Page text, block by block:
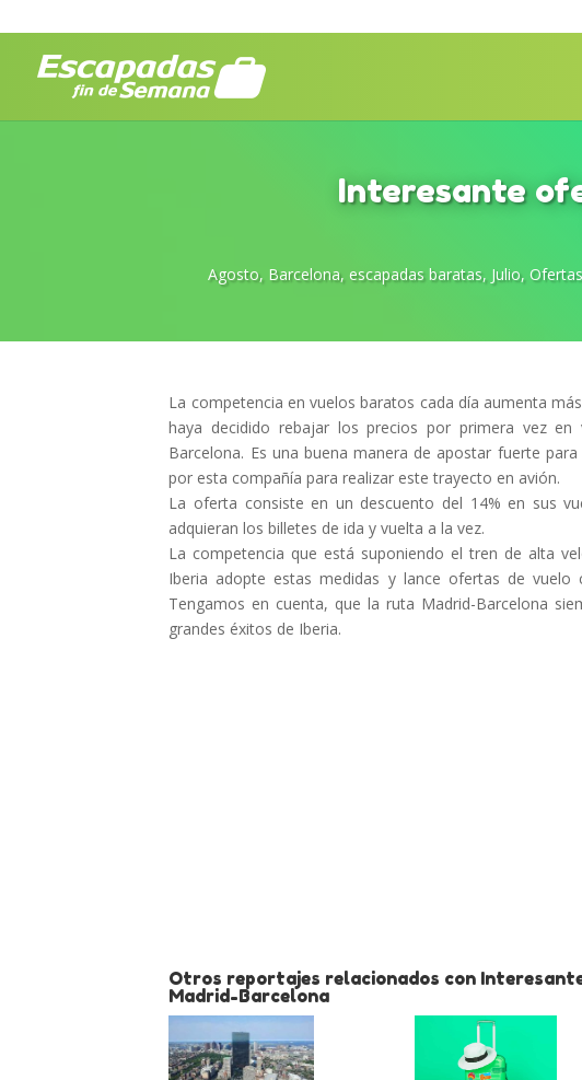
Interesante
Agosto, Barcelona, escapadas baratas, Julio,
La competencia en vuelos baratos cada día aumenta
haya decidido rebajar los precios por primera vez
Barcelona. Es una buena manera de apostar fuerte
por esta compañía para realizar este trayecto en avión.
La oferta consiste en un descuento del 14% en sus
adquieran los billetes de ida y vuelta a la vez.
La competencia que está suponiendo el tren de alta
Iberia adopte estas medidas y lance ofertas de
Tengamos en cuenta, que la ruta Madrid-Barcelona
grandes éxitos de Iberia.
Otros reportajes relacionados con
Madrid-Barcelona